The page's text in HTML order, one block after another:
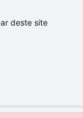
deste site